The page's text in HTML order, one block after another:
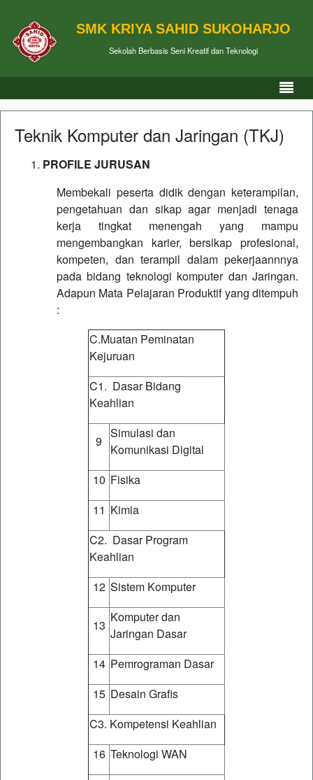
SMK KRIYA SAHID SUKOHARJO
Sekolah Berbasis Seni Kreatif dan Teknologi
Teknik Komputer dan Jaringan (TKJ)
PROFILE JURUSAN
Membekali peserta didik dengan keterampilan,
pengetahuan dan sikap agar menjadi tenaga
kerja tingkat menengah yang mampu
mengembangkan karier, bersikap profesional,
kompeten, dan terampil dalam pekerjaannnya
pada bidang teknologi komputer dan Jaringan.
Adapun Mata Pelajaran Produktif yang ditempuh
:
C.Muatan Peminatan
Kejuruan
C1. Dasar Bidang
Keahlian
9
Simulasi dan
Komunikasi Digital
10 Fisika
11 Kimia
C2. Dasar Program
Keahlian
12 Sistem Komputer
13
Komputer dan
Jaringan Dasar
14 Pemrograman Dasar
15 Desain Grafis
C3. Kompetensi Keahlian
16 Teknologi WAN